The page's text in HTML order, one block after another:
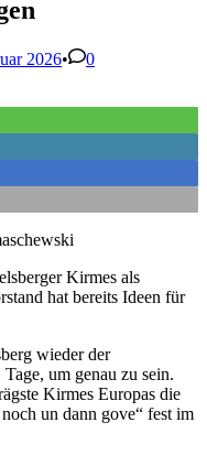
2026• 0
Kirmes als
hat bereits Ideen für
wieder der
um genau zu sein.
Kirmes Europas die
un dann gove“ fest im